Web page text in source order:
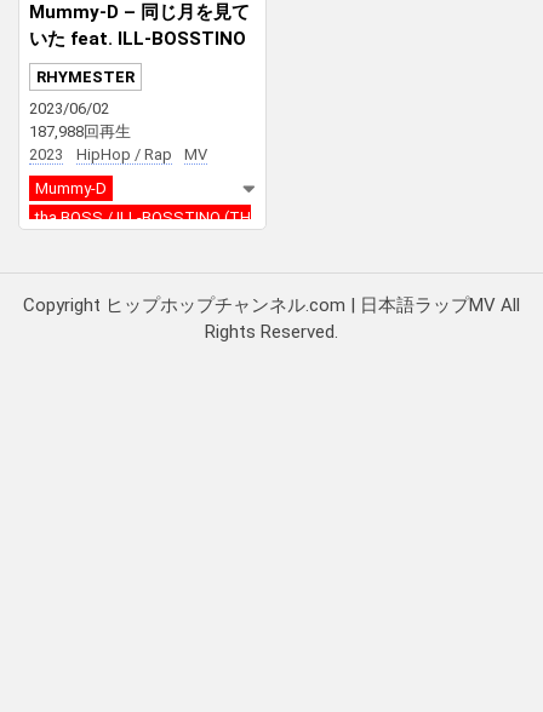
Mummy-D – 同じ月を見て
いた feat. ILL-BOSSTINO
(THA BLUE HERB)
RHYMESTER
2023/06/02
187,988回再生
2023
HipHop / Rap
MV
Mummy-D
tha BOSS / ILL-BOSSTINO (TH
Copyright ヒップホップチャンネル.com | 日本語ラップMV All
Rights Reserved.